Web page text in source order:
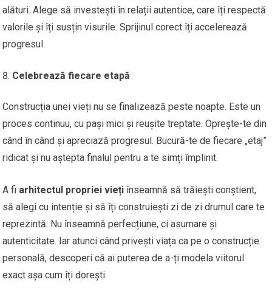
alături. Alege să investești în relații autentice, care îți respectă
valorile și îți susțin visurile. Sprijinul corect îți accelerează
progresul.
Celebrează fiecare etapă
Construcția unei vieți nu se finalizează peste noapte. Este un
proces continuu, cu pași mici și reușite treptate. Oprește-te din
când în când și apreciază progresul. Bucură-te de fiecare „etaj”
ridicat și nu aștepta finalul pentru a te simți împlinit.
A fi arhitectul propriei vieți înseamnă să trăiești conștient,
să alegi cu intenție și să îți construiești zi de zi drumul care te
reprezintă. Nu înseamnă perfecțiune, ci asumare și
autenticitate. Iar atunci când privești viața ca pe o construcție
personală, descoperi că ai puterea de a-ți modela viitorul
exact așa cum îți dorești.